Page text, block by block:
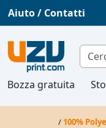
Aiuto / Contatti
Bozza gratuita
/ 100%